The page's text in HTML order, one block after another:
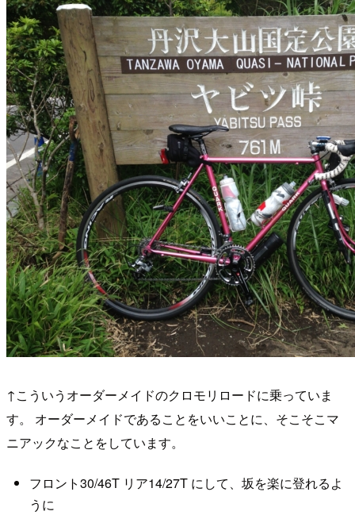
↑こういうオーダーメイドのクロモリロードに乗っていま
す。 オーダーメイドであることをいいことに、そこそこマ
ニアックなことをしています。
フロント30/46T リア14/27T にして、坂を楽に登れるよ
うに